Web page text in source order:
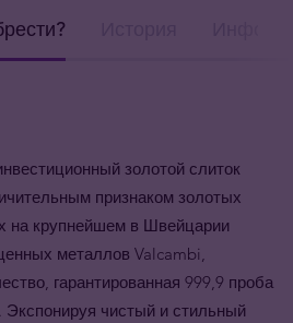
золотой слиток
признаком золотых
на крупнейшем в Швейцарии
металлов Valcambi,
гарантированная 999,9 проба
Экспонируя чистый и стильный